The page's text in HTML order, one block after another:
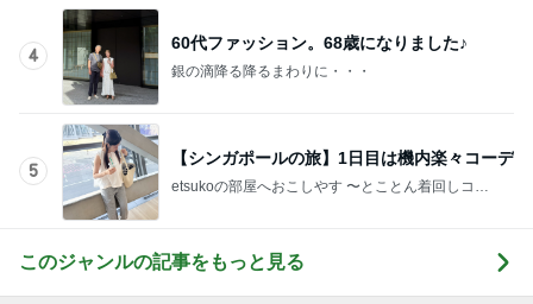
4
60代ファッション。68歳になりました♪
銀の滴降る降るまわりに・・・
5
【シンガポールの旅】1日目は機内楽々コーデ
etsukoの部屋へおこしやす 〜とことん着回しコー
このジャンルの記事をもっと見る